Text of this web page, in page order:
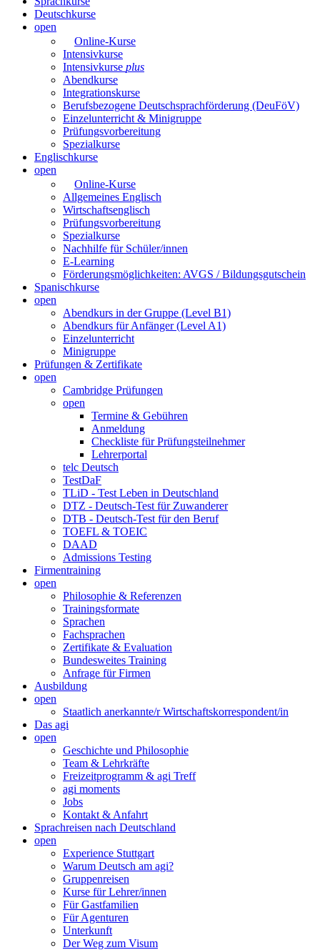
Deutschkurse
open
Online-Kurse
Intensivkurse
Intensivkurse plus
Abendkurse
Integrationskurse
Berufsbezogene Deutschsprachförderung (DeuFöV)
Einzelunterricht & Minigruppe
Prüfungsvorbereitung
Spezialkurse
Englischkurse
open
Online-Kurse
Allgemeines Englisch
Wirtschaftsenglisch
Prüfungsvorbereitung
Spezialkurse
Nachhilfe für Schüler/innen
E-Learning
Förderungsmöglichkeiten: AVGS / Bildungsgutschein
Spanischkurse
open
Abendkurs in der Gruppe (Level B1)
Abendkurs für Anfänger (Level A1)
Einzelunterricht
Minigruppe
Prüfungen & Zertifikate
open
Cambridge Prüfungen
open
Termine & Gebühren
Anmeldung
Checkliste für Prüfungsteilnehmer
Lehrerportal
telc Deutsch
TestDaF
TLiD - Test Leben in Deutschland
DTZ - Deutsch-Test für Zuwanderer
DTB - Deutsch-Test für den Beruf
TOEFL & TOEIC
DAAD
Admissions Testing
Firmentraining
open
Philosophie & Referenzen
Trainingsformate
Sprachen
Fachsprachen
Zertifikate & Evaluation
Bundesweites Training
Anfrage für Firmen
Ausbildung
open
Staatlich anerkannte/r Wirtschaftskorrespondent/in
Das agi
open
Geschichte und Philosophie
Team & Lehrkräfte
Freizeitprogramm & agi Treff
agi moments
Jobs
Kontakt & Anfahrt
Sprachreisen nach Deutschland
open
Experience Stuttgart
Warum Deutsch am agi?
Gruppenreisen
Kurse für Lehrer/innen
Für Gastfamilien
Für Agenturen
Unterkunft
Der Weg zum Visum